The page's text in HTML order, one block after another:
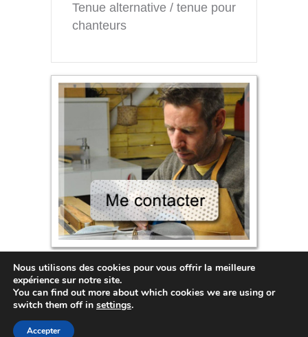
Tenue alternative / tenue pour
chanteurs
BODO VOSSHENRICH - 110 RUE DU COUVENT, LE BOURG, 12440
LESCURE JAOUL - FRANCE +33 (0)628.26.87.21 - © 2026.-
Nous utilisons des cookies pour vous offrir la meilleure
expérience sur notre site.
You can find out more about which cookies we are using or
switch them off in settings.
Accepter